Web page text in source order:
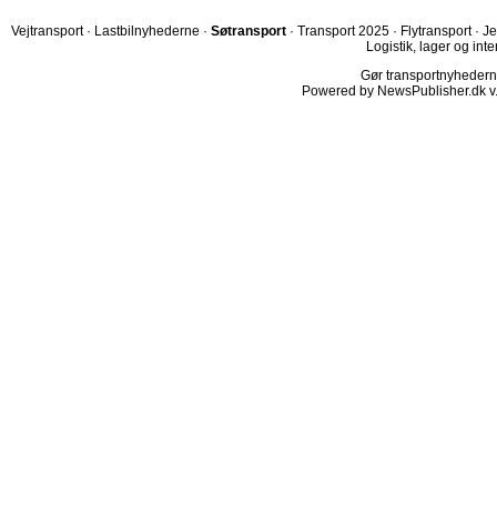
Vejtransport · Lastbilnyhederne · Søtransport · Transport 2025 · Flytransport ·
Logistik, lager og
Gør
Powered by NewsPublisher.dk